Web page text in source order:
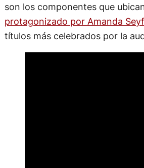
son los componentes que
protagonizado por Amanda
títulos más celebrados por la